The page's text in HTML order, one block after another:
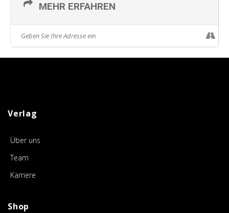
MEHR ERFAHREN
Verlag
Über uns
Team
Karriere
Shop